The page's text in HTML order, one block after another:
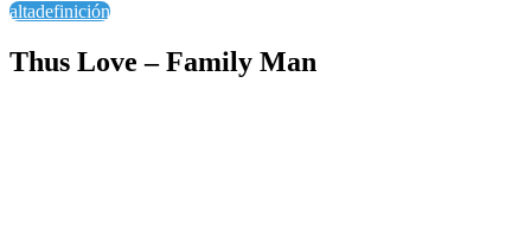
altadefinición
Thus Love – Family Man